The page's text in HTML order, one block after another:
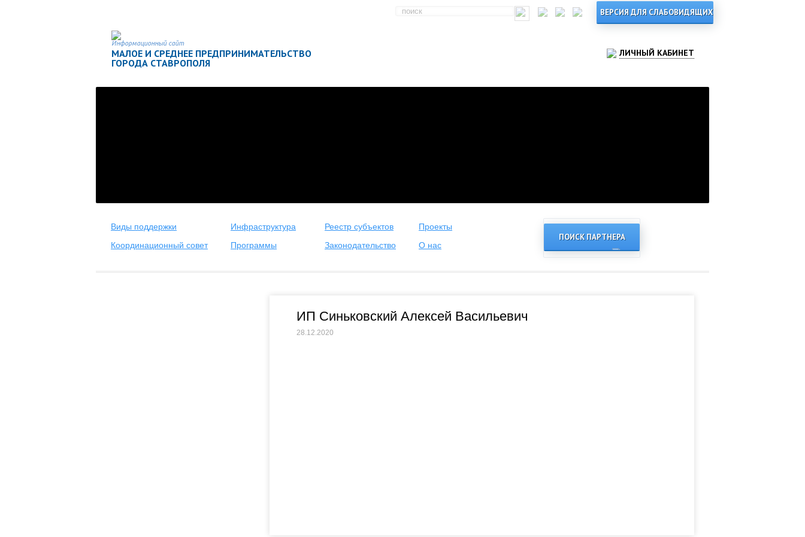
Информационный сайт
МАЛОЕ И СРЕДНЕЕ ПРЕДПРИНИМАТЕЛЬСТВО
ГОРОДА СТАВРОПОЛЯ
ЛИЧНЫЙ КАБИНЕТ
Виды поддержки Инфраструктура Реестр субъектов
Проекты
Координационный совет
Программы Законодательство О нас
ПОИСК ПАРТНЕРА
ИП Синьковский Алексей Васильевич
28.12.2020